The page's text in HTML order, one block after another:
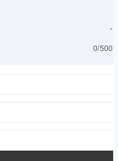
0/500